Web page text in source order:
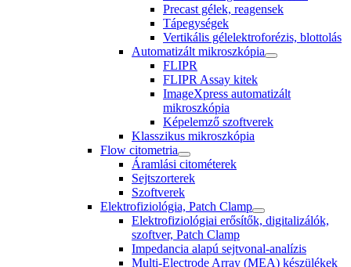
Precast gélek, reagensek
Tápegységek
Vertikális gélelektroforézis, blottolás
Automatizált mikroszkópia
FLIPR
FLIPR Assay kitek
ImageXpress automatizált
mikroszkópia
Képelemző szoftverek
Klasszikus mikroszkópia
Flow citometria
Áramlási citométerek
Sejtszorterek
Szoftverek
Elektrofiziológia, Patch Clamp
Elektrofiziológiai erősítők, digitalizálók,
szoftver, Patch Clamp
Impedancia alapú sejtvonal-analízis
Multi-Electrode Array (MEA) készülékek